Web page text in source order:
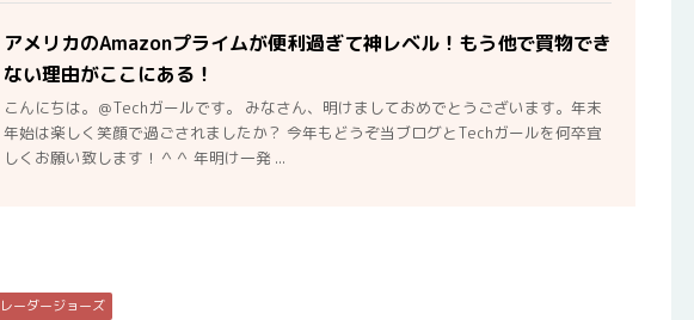
アメリカのAmazonプライムが便利過ぎて神レベル！もう他で買物でき
ない理由がここにある！
こんにちは。＠Techガールです。 みなさん、明けましておめでとうございます。年末
年始は楽しく笑顔で過ごされましたか？ 今年もどうぞ当ブログとTechガールを何卒宜
しくお願い致します！＾＾ 年明け一発 ...
レーダージョーズ